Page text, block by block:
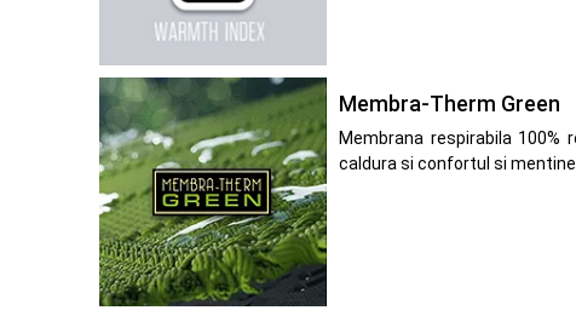
Membra-Therm Green
Membrana respirabila
caldura si confortul si